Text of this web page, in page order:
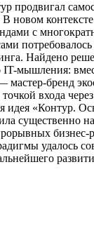
продвигал
В новом
с
потребовалось
Найдено
IT-мышления:
бренд
входа
идея «Контур.
существенно
бизнес-
удалось